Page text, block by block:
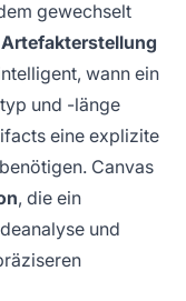
gewechselt
wann ein
und -länge
eine explizite
Canvas
, die ein
und